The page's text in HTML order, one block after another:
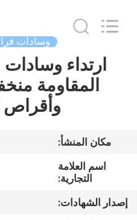
مسكن
معلومات
جولة
وسادات
ارتداء
المقاومة
وأقراص
مكان المنشأ:
اسم العلامة
التجارية:
إصدار الشهادات: